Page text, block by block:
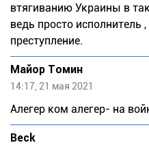
втягиванию Украины в
ведь просто исполнитель
преступление.
Майор Томин
14:17, 21 мая 2021
Алегер ком алегер- на
Beck